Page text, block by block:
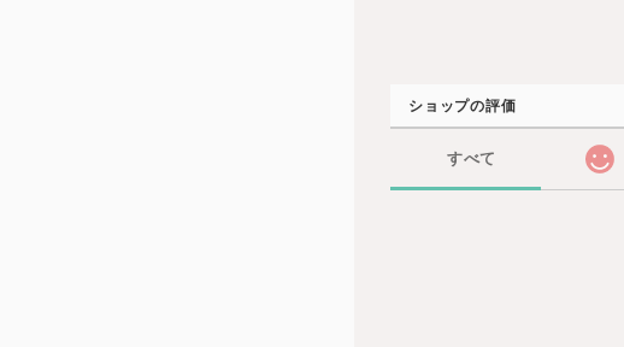
ショップの評価
すべて